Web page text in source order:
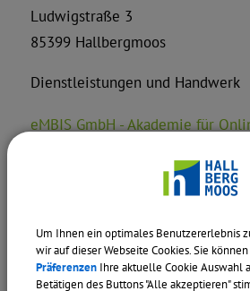
Ludwigstraße 3
85399 Hallbergmoos
Dienstleistungen und Handwerk
eMBIS GmbH - Akademie für
85399 Hallbergmoos
Energieallianz Bayern GmbH &
Um Ihnen ein optimales Benutzererlebnis
wir auf dieser Webseite Cookies. Sie
Präferenzen Ihre aktuelle Cookie Auswahl
Betätigen des Buttons "Alle akzeptieren"